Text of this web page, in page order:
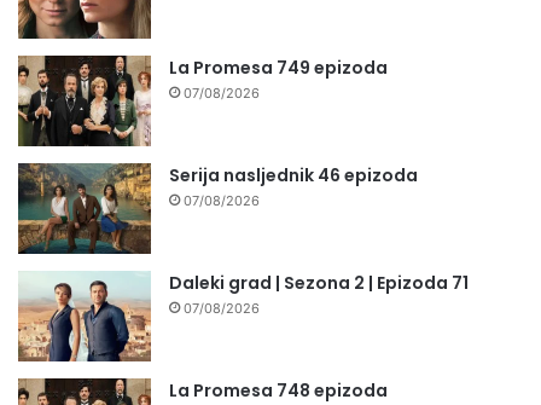
La Promesa 749 epizoda
07/08/2026
Serija nasljednik 46 epizoda
07/08/2026
Daleki grad | Sezona 2 | Epizoda 71
07/08/2026
La Promesa 748 epizoda